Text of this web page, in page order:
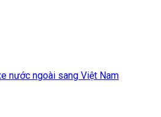
nước ngoài sang Việt Nam